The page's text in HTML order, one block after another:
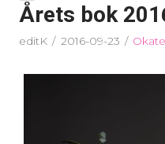
Årets bok
editK 2016-09-23